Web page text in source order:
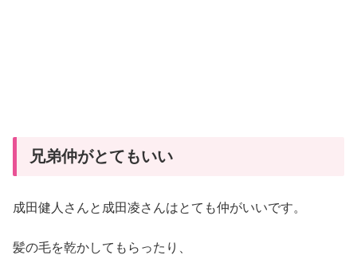
兄弟仲がとてもいい
成田健人さんと成田凌さんはとても仲がいいです。
髪の毛を乾かしてもらったり、